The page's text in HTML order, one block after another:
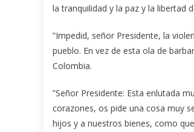
la tranquilidad y la paz y la libertad
”Impedid, señor Presidente, la
pueblo. En vez de esta ola de
Colombia.
”Señor Presidente: Esta enlutada
corazones, os pide una cosa muy
hijos y a nuestros bienes, como